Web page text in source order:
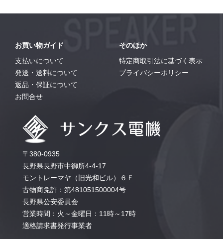
お買い物ガイド
支払いについて
発送・送料について
返品・保証について
お問合せ
そのほか
特定商取引法に基づく表示
プライバシーポリシー
〒380-0935
長野県長野市中御所4-4-17
モントレーマヤ（旧光和ビル）６Ｆ
古物商免許：第481051500004号
長野県公安委員会
営業時間：火～金曜日：11時～17時
適格請求書発行事業者